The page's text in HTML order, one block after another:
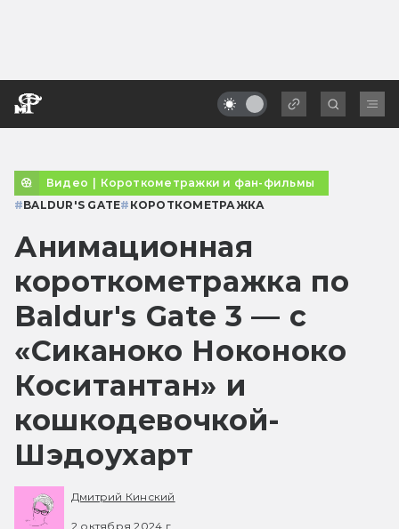
Видео | Короткометражки и фан-фильмы
#BALDUR'S GATE# КОРОТКОМЕТРАЖКА
Анимационная
короткометражка по
Baldur's Gate 3 — с
«Сиканоко Ноконоко
Коситантан» и
кошкодевочкой-
Шэдоухарт
Дмитрий Кинский
2 октября 2024 г.